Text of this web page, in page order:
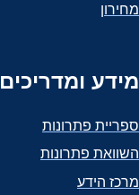
מחירון
מידע ומדריכים
ספריית פתרונות
השוואת פתרונות
מרכז הידע